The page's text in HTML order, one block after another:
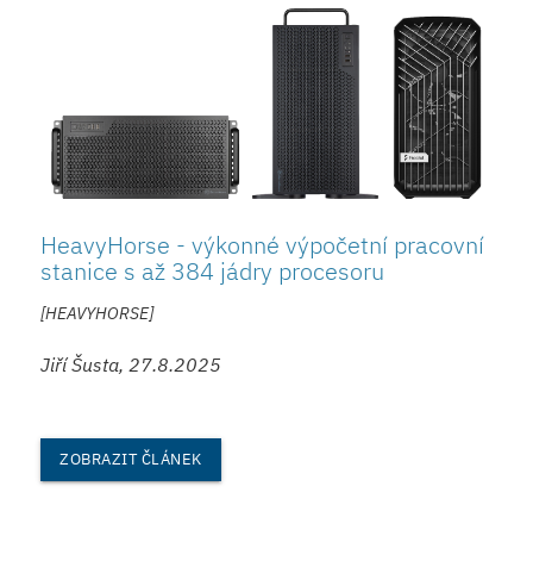
HeavyHorse - výkonné výpočetní pracovní
stanice s až 384 jádry procesoru
[HEAVYHORSE]
Jiří Šusta, 27.8.2025
ZOBRAZIT ČLÁNEK